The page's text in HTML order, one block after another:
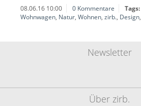
08.06.16 10:00 0 Kommentare Tags:
Wohnwagen, Natur, Wohnen, zirb., Design,
Über zirb.
Newsletter